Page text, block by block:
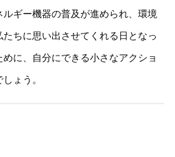
ギー機器の普及が進められ、環境
ちに思い出させてくれる日となっ
に、自分にできる小さなアクショ
ょう。